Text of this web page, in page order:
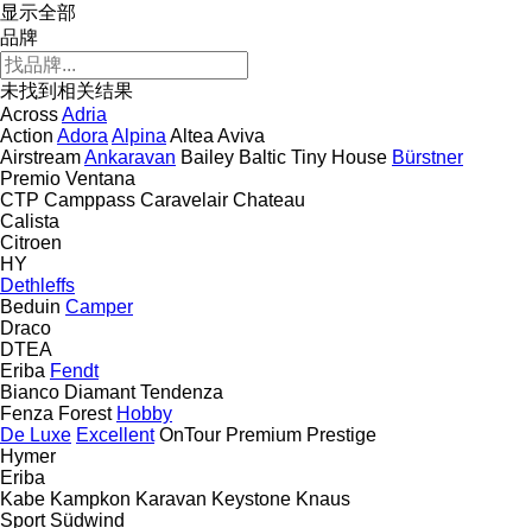
显示全部
品牌
未找到相关结果
AcrossAdria
Action Adora Alpina Altea Aviva
AirstreamAnkaravan Bailey Baltic Tiny House Bürstner
Premio Ventana
CTP Camppass Caravelair Chateau
Calista
Citroen
HY
Dethleffs
Beduin Camper
Draco
DTEA
Eriba Fendt
Bianco Diamant Tendenza
Fenza Forest Hobby
De Luxe Excellent OnTour Premium Prestige
Hymer
Eriba
Kabe Kampkon Karavan Keystone Knaus
Sport Südwind